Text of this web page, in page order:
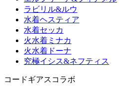
ラビリル&ルウ
水着ヘスティア
水着セッカ
火水着ミナカ
火水着ドーナ
究極イシス&ネフティス
コードギアスコラボ